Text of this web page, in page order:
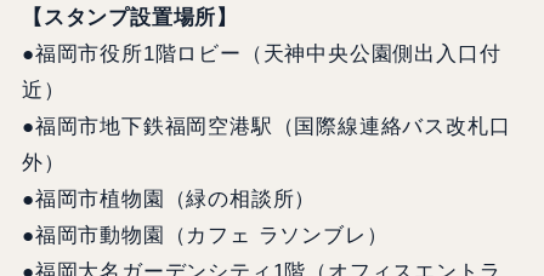
【スタンプ設置場所】
●福岡市役所1階ロビー（天神中央公園側出入口付
近）
●福岡市地下鉄福岡空港駅（国際線連絡バス改札口
外）
●福岡市植物園（緑の相談所）
●福岡市動物園（カフェ ラソンブレ）
●福岡大名ガーデンシティ1階（オフィスエントラ